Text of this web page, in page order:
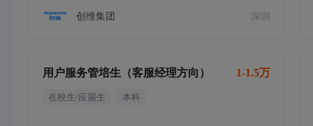
创维集团 深圳
用户服务管培生（客服经理方向） 1-1.5万
在校生/应届生 本科